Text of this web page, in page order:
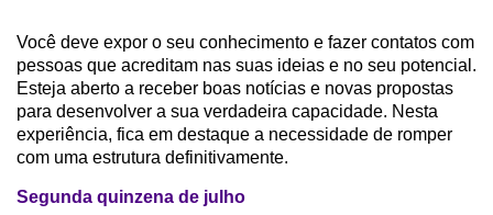
Você deve expor o seu conhecimento e fazer contatos com
pessoas que acreditam nas suas ideias e no seu potencial.
Esteja aberto a receber boas notícias e novas propostas
para desenvolver a sua verdadeira capacidade. Nesta
experiência, fica em destaque a necessidade de romper
com uma estrutura definitivamente.
Segunda quinzena de julho